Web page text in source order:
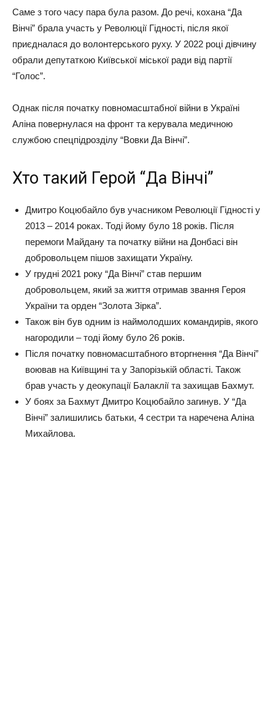
Саме з того часу пара була разом. До речі, кохана “Да
Вінчі” брала участь у Революції Гідності, після якої
приєдналася до волонтерського руху. У 2022 році дівчину
обрали депутаткою Київської міської ради від партії
“Голос”.
Однак після початку повномасштабної війни в Україні
Аліна повернулася на фронт та керувала медичною
службою спецпідрозділу “Вовки Да Вінчі”.
Хто такий Герой “Да Вінчі”
Дмитро Коцюбайло був учасником Революції Гідності у
2013 – 2014 роках. Тоді йому було 18 років. Після
перемоги Майдану та початку війни на Донбасі він
добровольцем пішов захищати Україну.
У грудні 2021 року “Да Вінчі” став першим
добровольцем, який за життя отримав звання Героя
України та орден “Золота Зірка”.
Також він був одним із наймолодших командирів, якого
нагородили – тоді йому було 26 років.
Після початку повномасштабного вторгнення “Да Вінчі”
воював на Київщині та у Запорізькій області. Також
брав участь у деокупації Балаклії та захищав Бахмут.
У боях за Бахмут Дмитро Коцюбайло загинув. У “Да
Вінчі” залишились батьки, 4 сестри та наречена Аліна
Михайлова.